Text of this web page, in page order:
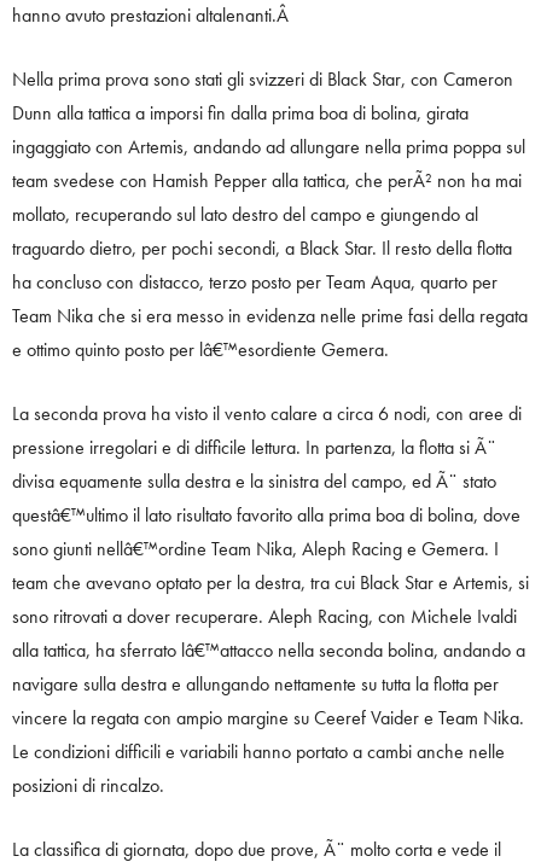
hanno avuto prestazioni altalenanti.Â
Nella prima prova sono stati gli svizzeri di Black Star, con Cameron
Dunn alla tattica a imporsi fin dalla prima boa di bolina, girata
ingaggiato con Artemis, andando ad allungare nella prima poppa sul
team svedese con Hamish Pepper alla tattica, che perÃ² non ha mai
mollato, recuperando sul lato destro del campo e giungendo al
traguardo dietro, per pochi secondi, a Black Star. Il resto della flotta
ha concluso con distacco, terzo posto per Team Aqua, quarto per
Team Nika che si era messo in evidenza nelle prime fasi della regata
e ottimo quinto posto per lâ€™esordiente Gemera.
La seconda prova ha visto il vento calare a circa 6 nodi, con aree di
pressione irregolari e di difficile lettura. In partenza, la flotta si Ã¨
divisa equamente sulla destra e la sinistra del campo, ed Ã¨ stato
questâ€™ultimo il lato risultato favorito alla prima boa di bolina, dove
sono giunti nellâ€™ordine Team Nika, Aleph Racing e Gemera. I
team che avevano optato per la destra, tra cui Black Star e Artemis, si
sono ritrovati a dover recuperare. Aleph Racing, con Michele Ivaldi
alla tattica, ha sferrato lâ€™attacco nella seconda bolina, andando a
navigare sulla destra e allungando nettamente su tutta la flotta per
vincere la regata con ampio margine su Ceeref Vaider e Team Nika.
Le condizioni difficili e variabili hanno portato a cambi anche nelle
posizioni di rincalzo.
La classifica di giornata, dopo due prove, Ã¨ molto corta e vede il